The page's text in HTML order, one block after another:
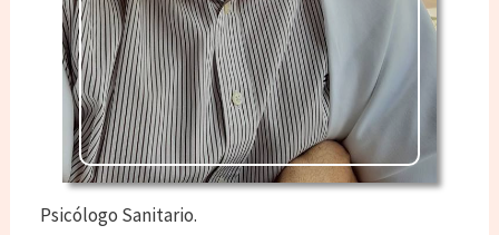
Psicólogo Sanitario.